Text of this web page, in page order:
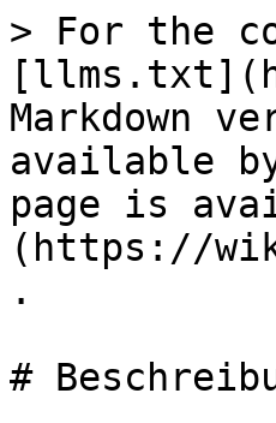
> For the
Markdown
available
page is
(https://
.
#